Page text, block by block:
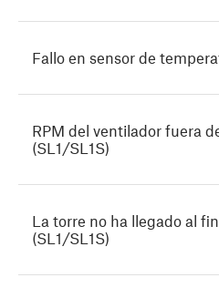
Fallo en sensor de
RPM del ventilador fuera
(SL1/SL1S)
La torre no ha llegado al
(SL1/SL1S)